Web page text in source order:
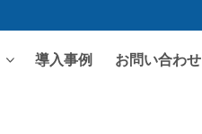
導入事例 お問い合わせ